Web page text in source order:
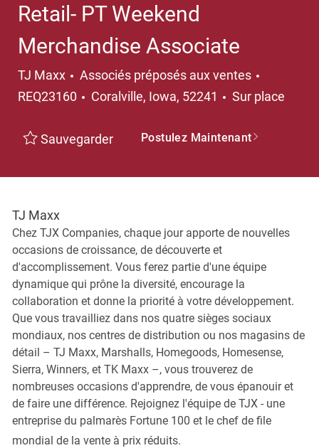
Retail- PT Weekend
Merchandise Associate
TJ Maxx Catégorie
Associés préposés aux ventes
REQ23160
Emplacement
Coralville, Iowa, 52241 Sur place
Sauvegarder Postulez Maintenant
TJ Maxx
Chez TJX Companies, chaque jour apporte de nouvelles
occasions de croissance, de découverte et
d'accomplissement. Vous ferez partie d'une équipe
dynamique qui prône la diversité, encourage la
collaboration et donne la priorité à votre développement.
Que vous travailliez dans nos quatre sièges sociaux
mondiaux, nos centres de distribution ou nos magasins de
détail – TJ Maxx, Marshalls, Homegoods, Homesense,
Sierra, Winners, et TK Maxx –, vous trouverez de
nombreuses occasions d'apprendre, de vous épanouir et
de faire une différence. Rejoignez l'équipe de TJX - une
entreprise du palmarès Fortune 100 et le chef de file
mondial de la vente à prix réduits.